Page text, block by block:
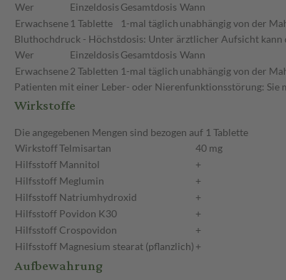
Wer
Einzeldosis Gesamtdosis Wann
Erwachsene 1 Tablette 1-mal täglich unabhängig von der
Bluthochdruck - Höchstdosis: Unter ärztlicher Aufsicht kann
Wer
Einzeldosis Gesamtdosis Wann
Erwachsene2 Tabletten 1-mal täglich unabhängig von der
Patienten mit einer Leber- oder Nierenfunktionsstörung: Sie
Wirkstoffe
Die angegebenen Mengen sind bezogen auf 1 Tablette
WirkstoffTelmisartan
40 mg
Hilfsstoff Mannitol
+
Hilfsstoff Meglumin
+
Hilfsstoff Natriumhydroxid
+
Hilfsstoff Povidon K30
+
Hilfsstoff Crospovidon
+
Hilfsstoff Magnesium stearat (pflanzlich) +
Aufbewahrung